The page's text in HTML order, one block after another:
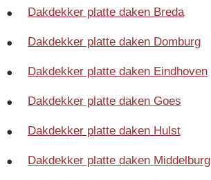
Dakdekker platte daken Breda
Dakdekker platte daken Domburg
Dakdekker platte daken Eindhoven
Dakdekker platte daken Goes
Dakdekker platte daken Hulst
Dakdekker platte daken Middelburg